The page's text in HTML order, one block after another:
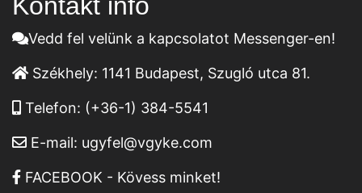
Vedd fel velünk a kapcsolatot Messenger-en!
Székhely: 1141 Budapest, Szugló utca 81.
Telefon: (+36-1) 384-5541
E-mail: ugyfel@vgyke.com
FACEBOOK - Kövess minket!